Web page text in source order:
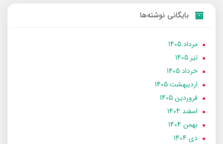
بایگانی نوشته‌ها
مرداد 1405
تير 1405
خرداد 1405
ارديبهشت 1405
فروردین 1405
اسفند 1404
بهمن 1404
دی 1404